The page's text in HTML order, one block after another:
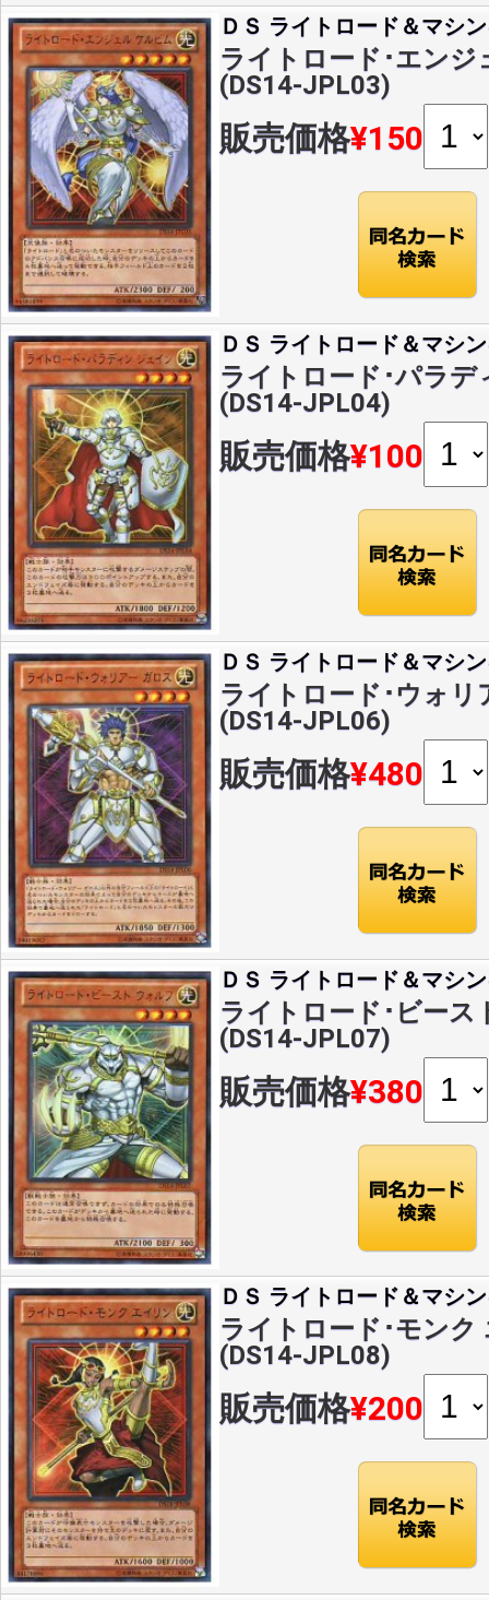
ＤＳ ライトロード＆マシ
ライトロード･エンジ
(DS14-JPL03)
販売価格¥150
ＤＳ ライトロード＆マシ
ライトロード･パラデ
(DS14-JPL04)
販売価格¥100
ＤＳ ライトロード＆マシ
ライトロード･ウォリ
(DS14-JPL06)
販売価格¥480
ＤＳ ライトロード＆マシ
ライトロード･ビース
(DS14-JPL07)
販売価格¥380
ＤＳ ライトロード＆マシ
ライトロード･モンク
(DS14-JPL08)
販売価格¥200